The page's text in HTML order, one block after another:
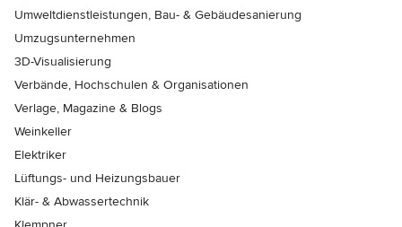
Umweltdienstleistungen, Bau- & Gebäudesanierung
Umzugsunternehmen
3D-Visualisierung
Verbände, Hochschulen & Organisationen
Verlage, Magazine & Blogs
Weinkeller
Elektriker
Lüftungs- und Heizungsbauer
Klär- & Abwassertechnik